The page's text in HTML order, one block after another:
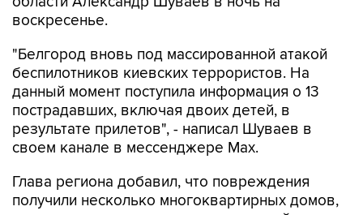
"Белгород вновь под массированной атакой
данный момент поступила информация о 13
пострадавших, включая двоих детей, в
результате прилетов", - написал Шуваев в
своем канале в мессенджере Max.
Глава региона добавил, что повреждения
административное здание, социальный и
коммерческий объекты.